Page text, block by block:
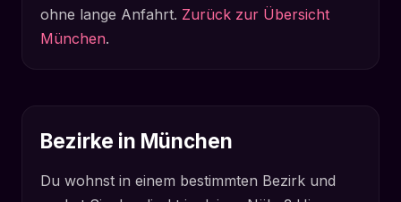
ohne lange Anfahrt. Zurück zur Übersicht
München.
Bezirke in München
Du wohnst in einem bestimmten Bezirk und